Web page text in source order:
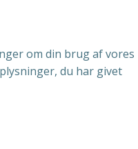
om din brug af vores
du har givet